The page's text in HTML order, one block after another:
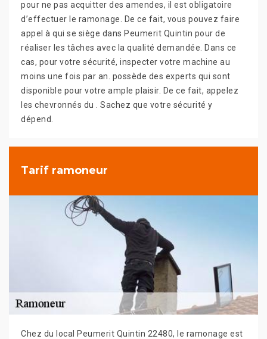
pour ne pas acquitter des amendes, il est obligatoire
d’effectuer le ramonage. De ce fait, vous pouvez faire
appel à qui se siège dans Peumerit Quintin pour de
réaliser les tâches avec la qualité demandée. Dans ce
cas, pour votre sécurité, inspecter votre machine au
moins une fois par an. possède des experts qui sont
disponible pour votre ample plaisir. De ce fait, appelez
les chevronnés du . Sachez que votre sécurité y
dépend.
Tarif ramoneur
Chez du local Peumerit Quintin 22480, le ramonage est